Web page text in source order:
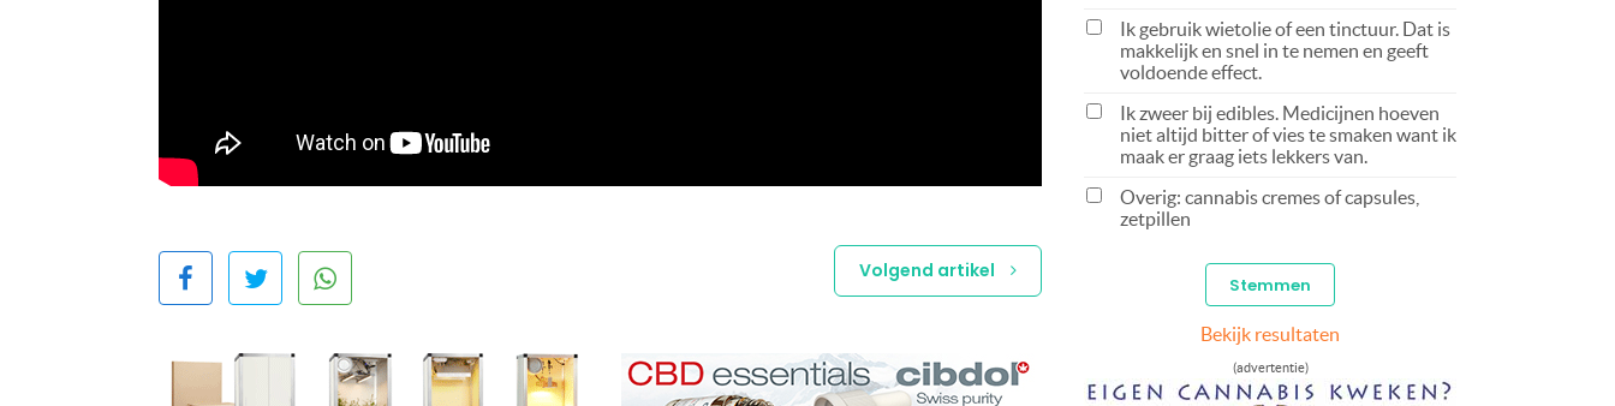
Volgend artikel
Ik gebruik wietolie of een tinctuur. Dat is
makkelijk en snel in te nemen en geeft
voldoende effect.
Ik zweer bij edibles. Medicijnen hoeven
niet altijd bitter of vies te smaken want ik
maak er graag iets lekkers van.
Overig: cannabis cremes of capsules,
zetpillen
Bekijk resultaten
(advertentie)